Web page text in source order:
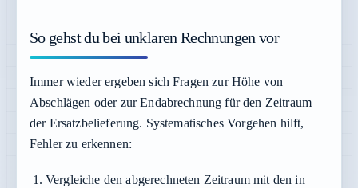
So gehst du bei unklaren Rechnungen vor
Immer wieder ergeben sich Fragen zur Höhe von
Abschlägen oder zur Endabrechnung für den Zeitraum
der Ersatzbelieferung. Systematisches Vorgehen hilft,
Fehler zu erkennen:
Vergleiche den abgerechneten Zeitraum mit den in